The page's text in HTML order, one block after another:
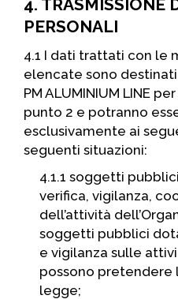
4. TRASMISSIONE
PERSONALI
4.1 I dati trattati con le
elencate sono
PM ALUMINIUM LINE
punto 2 e potranno
esclusivamente ai
seguenti situazioni:
4.1.1 soggetti
verifica, vigilanza,
dell’attività
soggetti pubblici
e vigilanza sulle
possono pretendere
legge;